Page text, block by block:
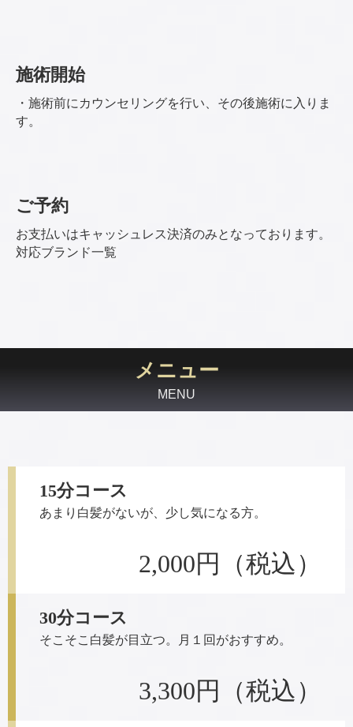
施術開始
・施術前にカウンセリングを行い、その後施術に入りま
す。
ご予約
お支払いはキャッシュレス決済のみとなっております。
対応ブランド一覧
メニュー
MENU
2,000円 （税込）
15分コース
あまり白髪がないが、少し気になる方。
3,300円 （税込）
30分コース
そこそこ白髪が目立つ。月１回がおすすめ。